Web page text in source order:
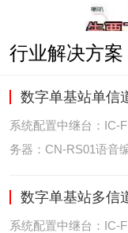
行业解决方案
数字单基站单信
系统配置中继台：IC-
务器：CN-RS01语音
位/室内定位艾可慕数
位功能是艾可慕数字
数字单基站多信
系统配置中继台：IC-